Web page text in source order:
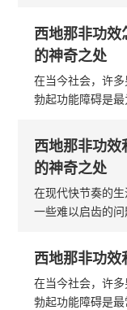
白云山金戈，作
西地那非功
的神奇之处
在当今社会，许
勃起功能障碍是
题的有效药物。
西地那非功
的神奇之处
在现代快节奏的
一些难以启齿的
可。白云山金戈
西地那非功
在当今社会，许
勃起功能障碍是